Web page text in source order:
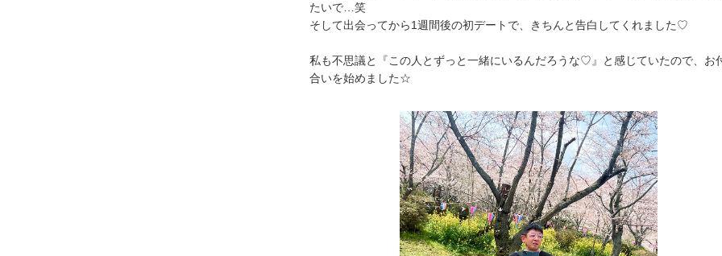
たいで…笑
そして出会ってから1週間後の初デートで、きちんと告白してくれました♡
私も不思議と『この人とずっと一緒にいるんだろうな♡』と感じていたので、お
合いを始めました☆